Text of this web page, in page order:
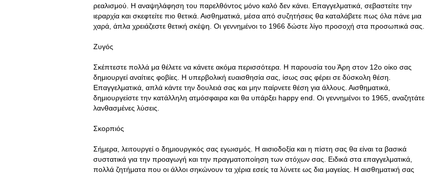
ρεαλισμού. Η αναψηλάφηση του παρελθόντος μόνο καλό δεν κάνει. Επαγγελματικά, σεβαστείτε την
ιεραρχία και σκεφτείτε πιο θετικά. Αισθηματικά, μέσα από συζητήσεις θα καταλάβετε πως όλα πάνε μια
χαρά, άπλα χρειάζεστε θετική σκέψη. Οι γεννημένοι το 1966 δώστε λίγο προσοχή στα προσωπικά σας.
Ζυγός
Σκέπτεστε πολλά μα θέλετε να κάνετε ακόμα περισσότερα. Η παρουσία του Άρη στον 12ο οίκο σας
δημιουργεί αναίτιες φοβίες. Η υπερβολική ευαισθησία σας, ίσως σας φέρει σε δύσκολη θέση.
Επαγγελματικά, απλά κάντε την δουλειά σας και μην παίρνετε θέση για άλλους. Αισθηματικά,
δημιουργείστε την κατάλληλη ατμόσφαιρα και θα υπάρξει happy end. Οι γεννημένοι το 1965, αναζητάτε
λανθασμένες λύσεις.
Σκορπιός
Σήμερα, λειτουργεί ο δημιουργικός σας εγωισμός. Η αισιοδοξία και η πίστη σας θα είναι τα βασικά
συστατικά για την προαγωγή και την πραγματοποίηση των στόχων σας. Ειδικά στα επαγγελματικά,
πολλά ζητήματα που οι άλλοι σηκώνουν τα χέρια εσείς τα λύνετε ως δια μαγείας. Η αισθηματική σας